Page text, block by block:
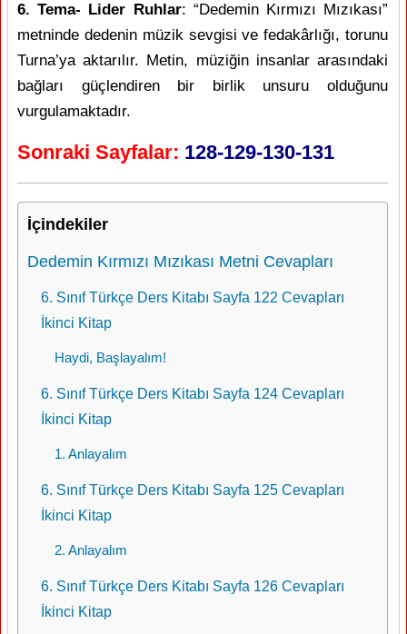
6. Tema- Lider Ruhlar: “Dedemin Kırmızı Mızıkası”
metninde dedenin müzik sevgisi ve fedakârlığı, torunu
Turna’ya aktarılır. Metin, müziğin insanlar arasındaki
bağları güçlendiren bir birlik unsuru olduğunu
vurgulamaktadır.
Sonraki Sayfalar: 128-129-130-131
İçindekiler
Dedemin Kırmızı Mızıkası Metni Cevapları
6. Sınıf Türkçe Ders Kitabı Sayfa 122 Cevapları
İkinci Kitap
Haydi, Başlayalım!
6. Sınıf Türkçe Ders Kitabı Sayfa 124 Cevapları
İkinci Kitap
1. Anlayalım
6. Sınıf Türkçe Ders Kitabı Sayfa 125 Cevapları
İkinci Kitap
2. Anlayalım
6. Sınıf Türkçe Ders Kitabı Sayfa 126 Cevapları
İkinci Kitap